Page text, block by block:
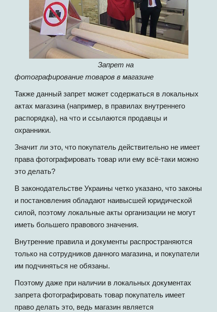
Запрет на
фотографирование товаров в магазине
Также данный запрет может содержаться в локальных
актах магазина (например, в правилах внутреннего
распорядка), на что и ссылаются продавцы и
охранники.
Значит ли это, что покупатель действительно не имеет
права фотографировать товар или ему всё-таки можно
это делать?
В законодательстве Украины четко указано, что законы
и постановления обладают наивысшей юридической
силой, поэтому локальные акты организации не могут
иметь большего правового значения.
Внутренние правила и документы распространяются
только на сотрудников данного магазина, и покупатели
им подчиняться не обязаны.
Поэтому даже при наличии в локальных документах
запрета фотографировать товар покупатель имеет
право делать это, ведь магазин является